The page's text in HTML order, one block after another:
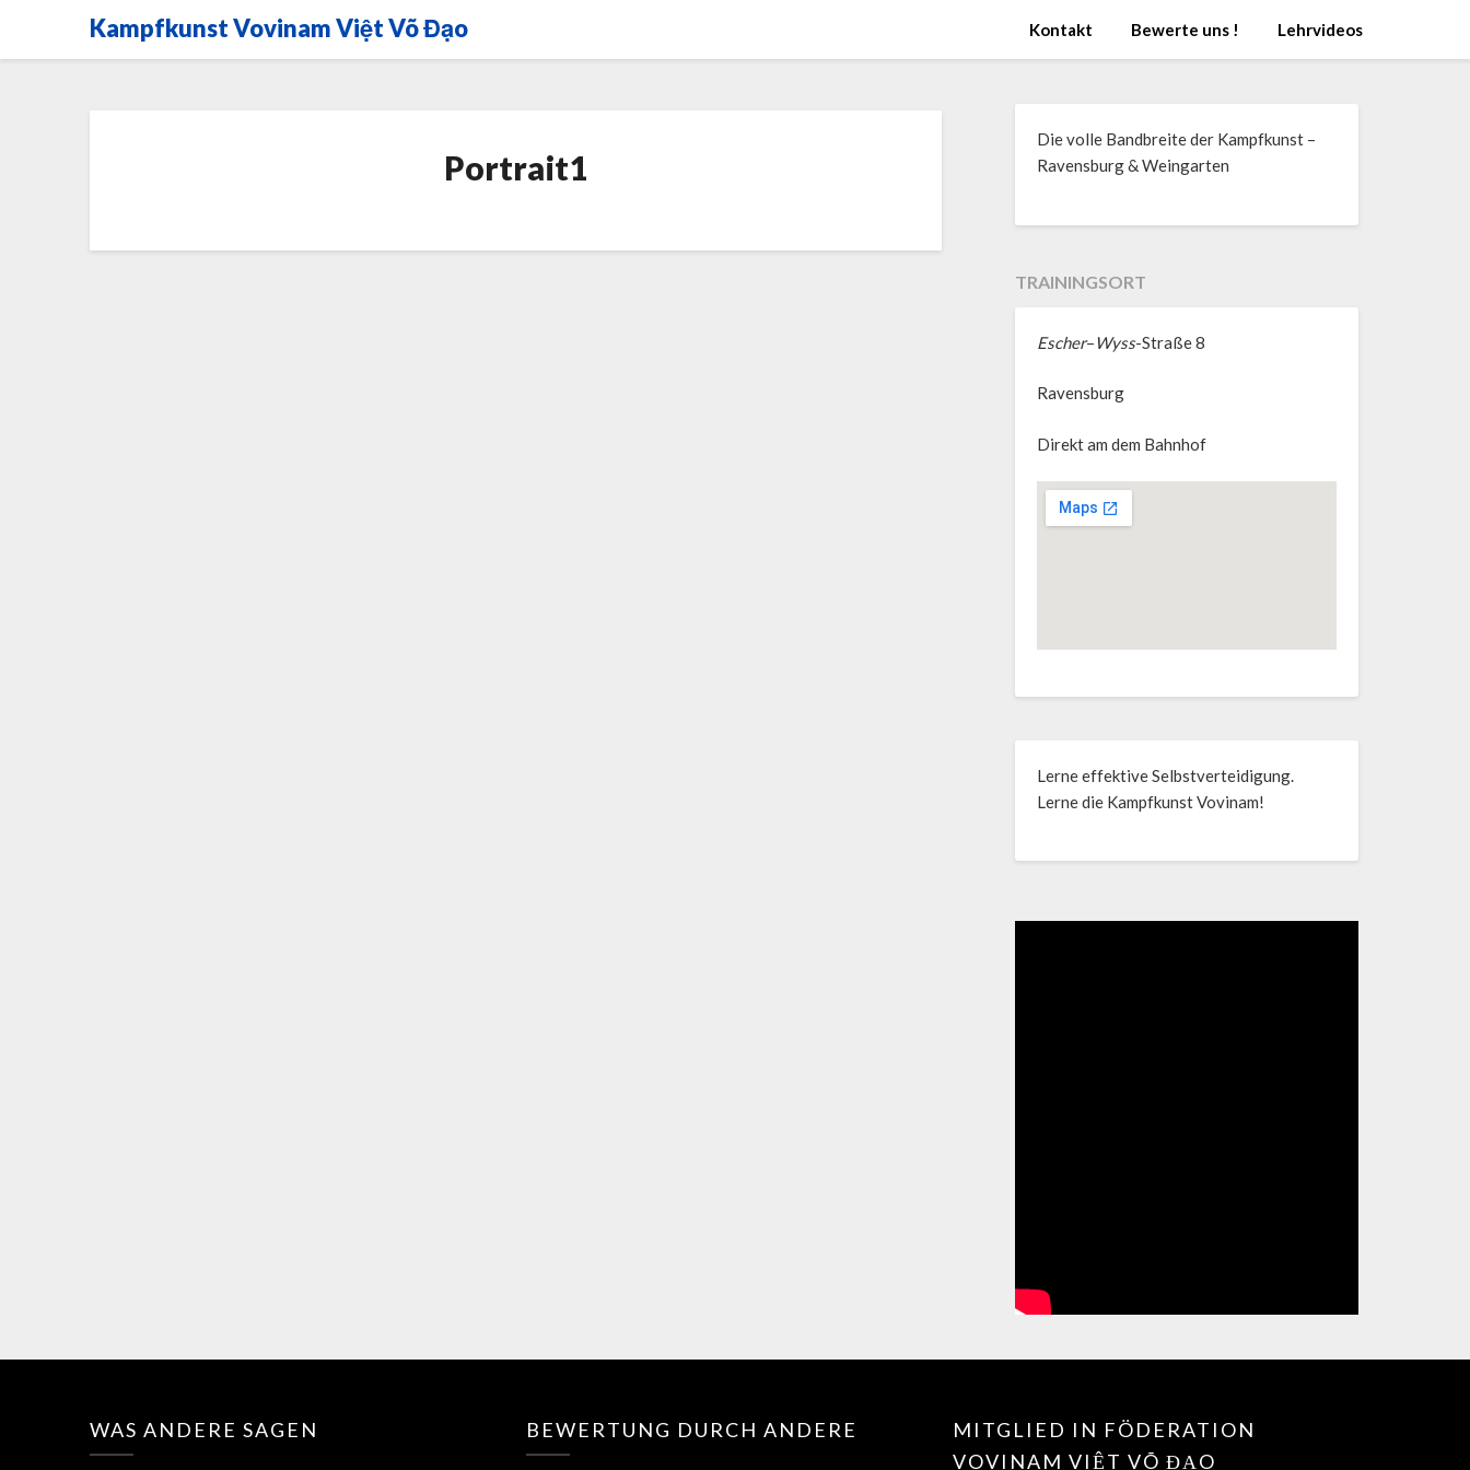
Kampfkunst Vovinam Việt Võ Đạo Kontakt Bewerte uns ! Lehrvideos
Portrait1
Die volle Bandbreite der Kampfkunst –
Ravensburg & Weingarten
TRAININGSORT
Escher–Wyss-Straße 8
Ravensburg
Direkt am dem Bahnhof
Lerne effektive Selbstverteidigung.
Lerne die Kampfkunst Vovinam!
WAS ANDERE SAGEN BEWERTUNG DURCH ANDERE
MITGLIED IN FÖDERATION
VOVINAM VIỆT VÕ ĐẠO